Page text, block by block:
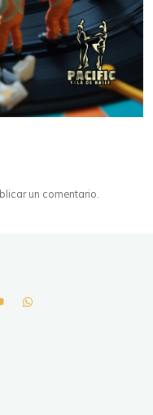
un comentario.